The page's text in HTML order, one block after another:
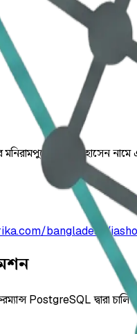
মনিরামপুরে আরিফ হোসেন
bangladesh/
PostgreSQL দ্বারা চালিত।